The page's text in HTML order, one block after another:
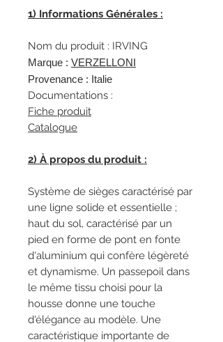
1) Informations Générales :
Nom du produit : IRVING
Marque : VERZELLONI
Provenance : Italie
Documentations :
Fiche produit
Catalogue
2) À propos du produit :
Système de sièges caractérisé par
une ligne solide et essentielle ;
haut du sol, caractérisé par un
pied en forme de pont en fonte
d'aluminium qui confère légèreté
et dynamisme. Un passepoil dans
le même tissu choisi pour la
housse donne une touche
d'élégance au modèle. Une
caractéristique importante de